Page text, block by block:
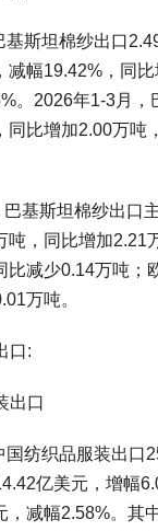
基斯坦棉纱出口
减幅19.42%，同
。2026年1-3月，
同比增加2.00万吨
基斯坦棉纱出口
吨，同比增加2.21
比减少0.14万吨；
万吨。
口:
出口
国纺织品服装出口
亿美元，增幅
，减幅2.58%。其